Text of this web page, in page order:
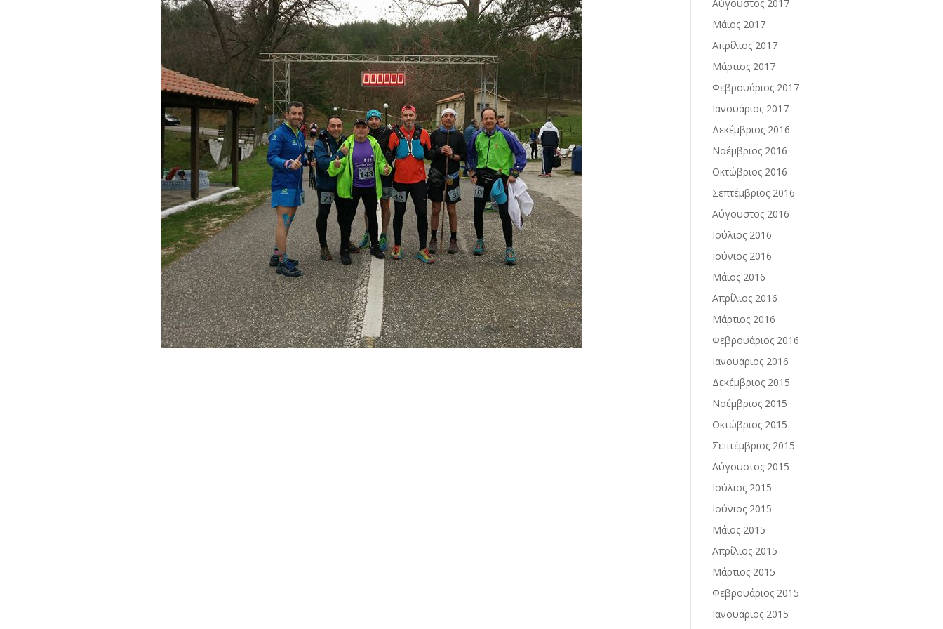
Αύγουστος 2017
Μάιος 2017
Απρίλιος 2017
Μάρτιος 2017
Φεβρουάριος 2017
Ιανουάριος 2017
Δεκέμβριος 2016
Νοέμβριος 2016
Οκτώβριος 2016
Σεπτέμβριος 2016
Αύγουστος 2016
Ιούλιος 2016
Ιούνιος 2016
Μάιος 2016
Απρίλιος 2016
Μάρτιος 2016
Φεβρουάριος 2016
Ιανουάριος 2016
Δεκέμβριος 2015
Νοέμβριος 2015
Οκτώβριος 2015
Σεπτέμβριος 2015
Αύγουστος 2015
Ιούλιος 2015
Ιούνιος 2015
Μάιος 2015
Απρίλιος 2015
Μάρτιος 2015
Φεβρουάριος 2015
Ιανουάριος 2015